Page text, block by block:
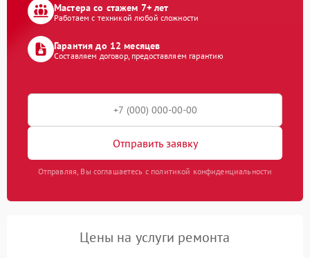
Мастера со стажем 7+ лет
Работаем с техникой любой сложности
Гарантия до 12 месяцев
Составляем договор, предоставляем гарантию
Отправить заявку
Отправляя, Вы соглашаетесь с политикой конфиденциальности
Цены на услуги ремонта